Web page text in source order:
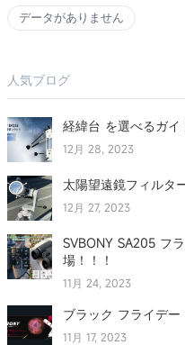
データがありません
人気ブログ
経緯台 を選べるガイ
12月 28, 2023
太陽望遠鏡フィルタ
12月 27, 2023
SVBONY SA205 フ
場！！！
11月 24, 2023
ブラック フライデー
11月 17, 2023